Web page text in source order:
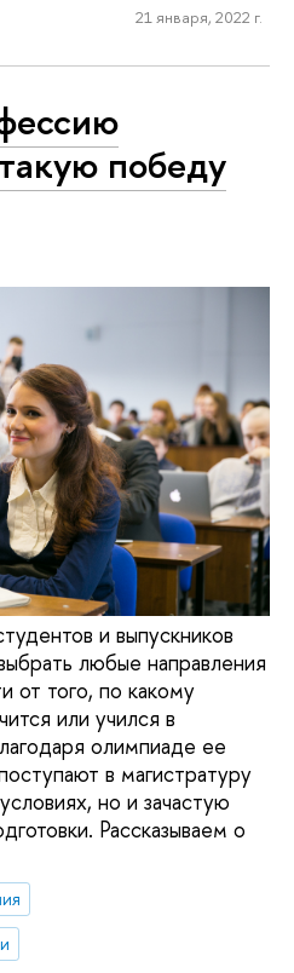
21 января, 2022 г.
победу
и выпускников
любые направления
от того, по какому
или учился в
олимпиаде ее
в магистратуру
но и зачастую
Рассказываем о